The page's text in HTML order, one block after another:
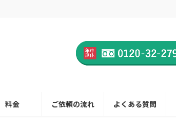
料金 ご依頼の流れ よくある質問